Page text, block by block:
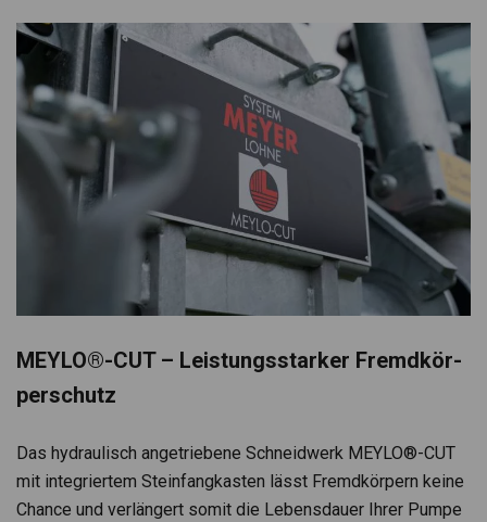
MEYLO®-CUT – Leis­tungs­star­ker Fremd­kör­
per­schutz
Das hydrau­lisch ange­trie­bene Schneid­werk MEYLO®-CUT
mit inte­grier­tem Stein­fang­kas­ten lässt Fremd­kör­pern keine
Chance und ver­län­gert somit die Lebens­dauer Ihrer Pumpe